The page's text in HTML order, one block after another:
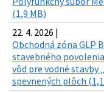
(1,9 MB)
22. 4. 2026 |
Obchodná zóna GLP
stavebného
vôd pre vodné stavby
spevnených plôch